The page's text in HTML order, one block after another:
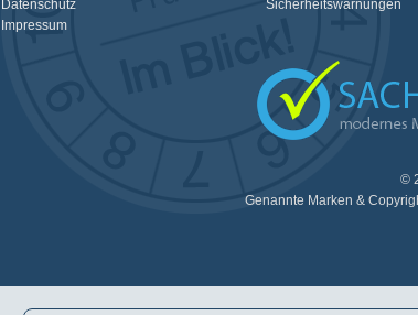
Datenschutz
Impressum
Sicherheitswarnungen
©
Genannte Marken &